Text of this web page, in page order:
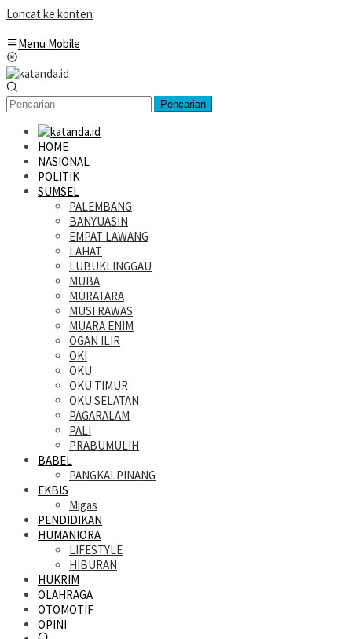
Loncat ke konten
Menu Mobile
Pencarian
HOME
NASIONAL
POLITIK
SUMSEL
PALEMBANG
BANYUASIN
EMPAT LAWANG
LAHAT
LUBUKLINGGAU
MUBA
MURATARA
MUSI RAWAS
MUARA ENIM
OGAN ILIR
OKI
OKU
OKU TIMUR
OKU SELATAN
PAGARALAM
PALI
PRABUMULIH
BABEL
PANGKALPINANG
EKBIS
Migas
PENDIDIKAN
HUMANIORA
LIFESTYLE
HIBURAN
HUKRIM
OLAHRAGA
OTOMOTIF
OPINI